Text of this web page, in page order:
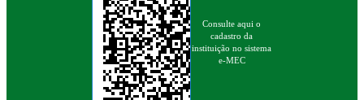
Consulte aqui o
cadastro da
instituição no sistema
e-MEC